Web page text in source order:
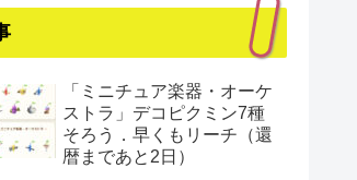
「ミニチュア楽器・オーケ
ストラ」デコピクミン7種
そろう．早くもリーチ（還
暦まであと2日）